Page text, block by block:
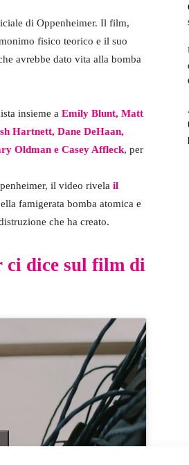
di Oppenheimer. Il film,
fisico teorico e il suo
avrebbe dato vita alla bomba
insieme a Emily Blunt, Matt
Hartnett, Dane DeHaan,
Oldman e Casey Affleck, per
il video rivela il
famigerata bomba atomica e
che ha creato.
ci dice sul film di